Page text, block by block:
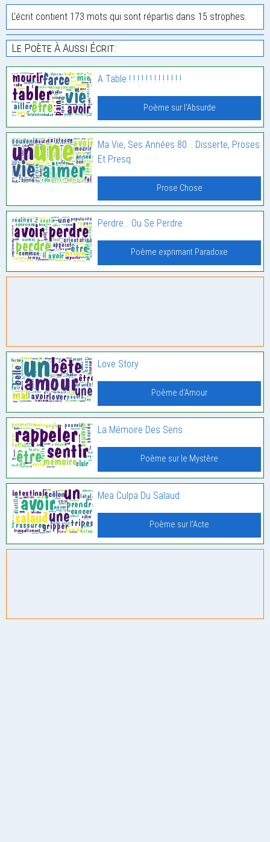
L'écrit contient 173 mots qui sont répartis dans 15 strophes.
Le Poète À Aussi Écrit:
A Table ! ! ! ! ! ! ! ! ! ! ! ! !
Poème sur l'Absurde
Ma Vie, Ses Années 80. . Disserte, Proses
Et Presq
Prose Chose
Perdre… Ou Se Perdre
Poème exprimant Paradoxe
Love Story
Poème d'Amour
La Mémoire Des Sens
Poème sur le Mystère
Mea Culpa Du Salaud
Poème sur l'Acte